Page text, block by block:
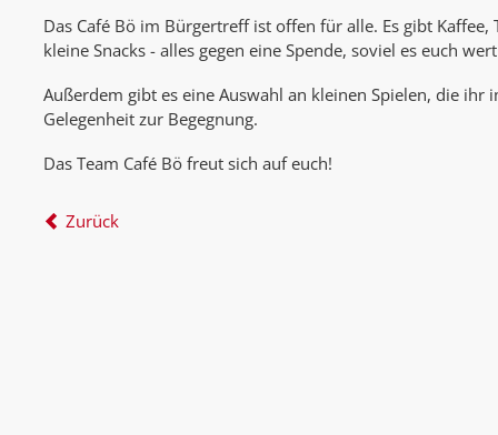
Das Café Bö im Bürgertreff ist offen für alle. Es gibt Kaffee,
kleine Snacks - alles gegen eine Spende, soviel es euch
Außerdem gibt es eine Auswahl an kleinen Spielen, die ihr
Gelegenheit zur Begegnung.
Das Team Café Bö freut sich auf euch!
Zurück